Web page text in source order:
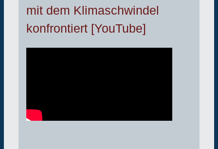
mit dem Klimaschwindel
konfrontiert [YouTube]